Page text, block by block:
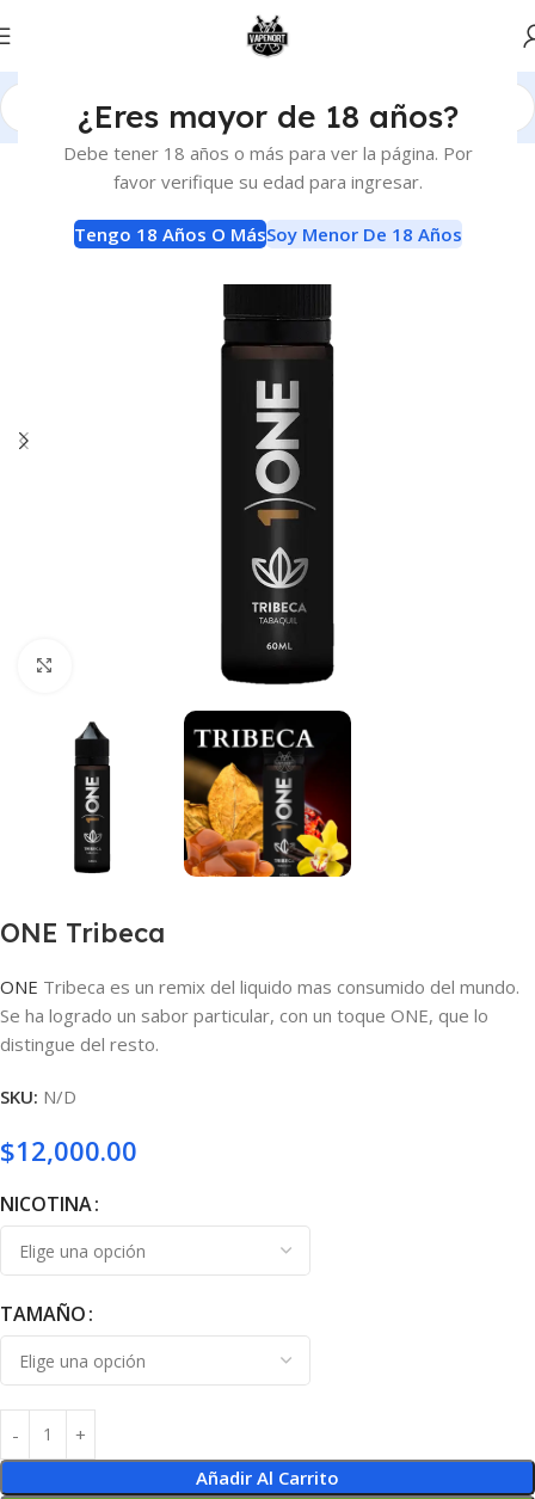
¿Eres mayor de 18 años?
Debe tener 18 años o más para ver la página. Por
favor verifique su edad para ingresar.
Tengo 18 Años O MásSoy Menor De 18 Años
Inicio E-Liquids E-Liquids
Haga clic para ampliar
ONE Tribeca
ONE Tribeca es un remix del liquido mas consumido del mundo.
Se ha logrado un sabor particular, con un toque ONE, que lo
distingue del resto.
SKU: N/D
$12,000.00
NICOTINA
TAMAÑO
Añadir Al Carrito